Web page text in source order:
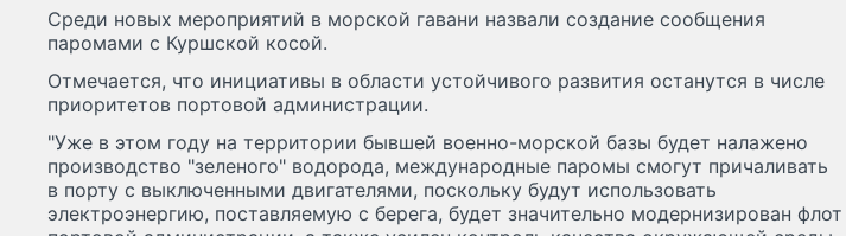
Среди новых мероприятий в морской гавани назвали создание сообщения
паромами с Куршской косой.
Отмечается, что инициативы в области устойчивого развития останутся в числе
приоритетов портовой администрации.
"Уже в этом году на территории бывшей военно-морской базы будет налажено
производство "зеленого" водорода, международные паромы смогут причаливать
в порту с выключенными двигателями, поскольку будут использовать
электроэнергию, поставляемую с берега, будет значительно модернизирован флот